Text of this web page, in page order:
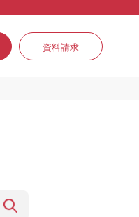
資料請求